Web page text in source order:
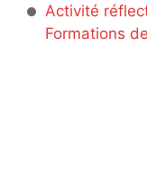
Activité
Formations